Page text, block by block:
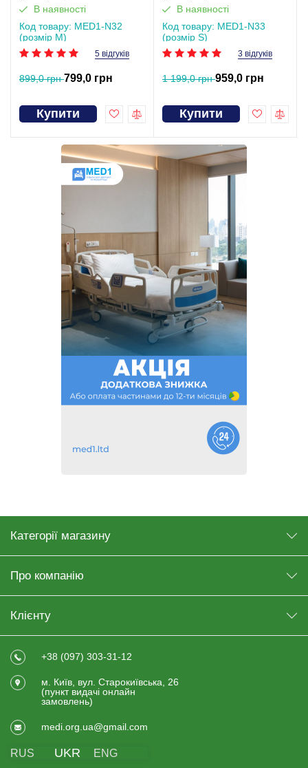
В наявності
Код товару: MED1-N32
(розмір M)
5 відгуків
899,0 грн799,0 грн
Купити
В наявності
Код товару: MED1-N33
(розмір S)
3 відгуків
1 199,0 грн959,0 грн
Купити
Категорії магазину
Про компанію
Клієнту
+38 (097) 303-31-12
м. Київ, вул. Старокиївська, 26
(пункт видачi онлайн
замовлень)
medi.org.ua@gmail.com
RUS UKR ENG